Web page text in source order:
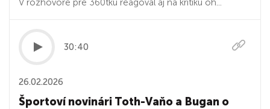
V rozhovore pre 360tku reagoval aj na kritiku oh...
30:40
26.02.2026
Športoví novinári Toth-Vaňo a Bugan o